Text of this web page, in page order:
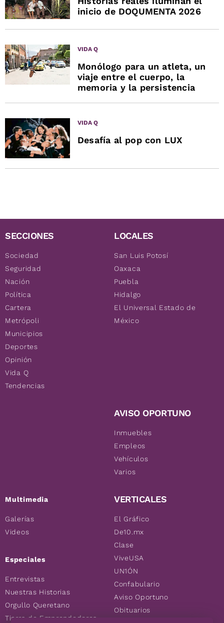
inicio de DOQUMENTA 2026
VIDA Q
Monólogo para un atleta, un
viaje entre el cuerpo, la
memoria y la persistencia
VIDA Q
Desafía al pop con LUX
SECCIONES
Sociedad
Seguridad
Nación
Política
Cartera
Metrópoli
Municipios
Deportes
Opinión
Vida Q
Tendencias
Multimedia
Galerías
Videos
Especiales
Entrevistas
Nuestras Historias
Orgullo Queretano
Tierra de Emprendedores
LOCALES
San Luis Potosí
Oaxaca
Puebla
Hidalgo
El Universal Estado de
México
AVISO OPORTUNO
Inmuebles
Empleos
Vehículos
Varios
VERTICALES
El Gráfico
De10.mx
Clase
ViveUSA
UN1ÓN
Confabulario
Aviso Oportuno
Obituarios